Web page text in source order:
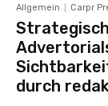
Allgemein Carpr
durch